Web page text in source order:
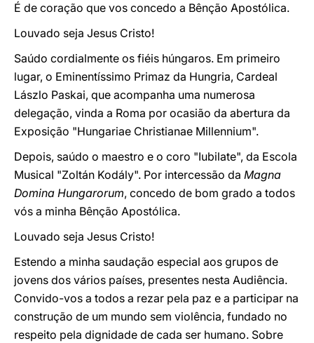
É de coração que vos concedo a Bênção Apostólica.
Louvado seja Jesus Cristo!
Saúdo cordialmente os fiéis húngaros. Em primeiro
lugar, o Eminentíssimo Primaz da Hungria, Cardeal
Lászlo Paskai, que acompanha uma numerosa
delegação, vinda a Roma por ocasião da abertura da
Exposição "Hungariae Christianae Millennium".
Depois, saúdo o maestro e o coro "Iubilate", da Escola
Musical "Zoltán Kodály". Por intercessão da Magna
Domina Hungarorum, concedo de bom grado a todos
vós a minha Bênção Apostólica.
Louvado seja Jesus Cristo!
Estendo a minha saudação especial aos grupos de
jovens dos vários países, presentes nesta Audiência.
Convido-vos a todos a rezar pela paz e a participar na
construção de um mundo sem violência, fundado no
respeito pela dignidade de cada ser humano. Sobre